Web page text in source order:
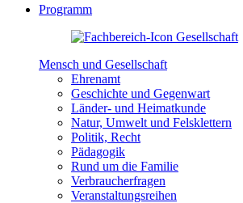
Programm
Mensch und Gesellschaft
Ehrenamt
Geschichte und Gegenwart
Länder- und Heimatkunde
Natur, Umwelt und Felsklettern
Politik, Recht
Pädagogik
Rund um die Familie
Verbraucherfragen
Veranstaltungsreihen